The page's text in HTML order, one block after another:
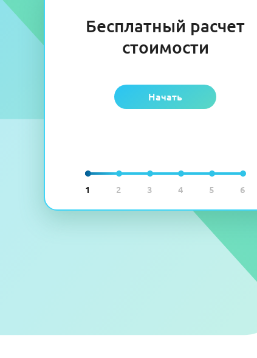
1 2 3 4 5 6
Бесплатный расчет
стоимости
Начать